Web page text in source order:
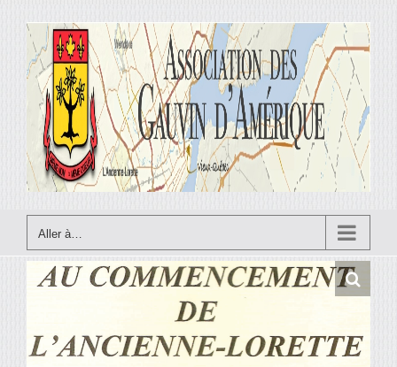
content
Aller à…